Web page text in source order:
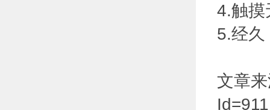
4.触摸
5.经久
文章
Id=911